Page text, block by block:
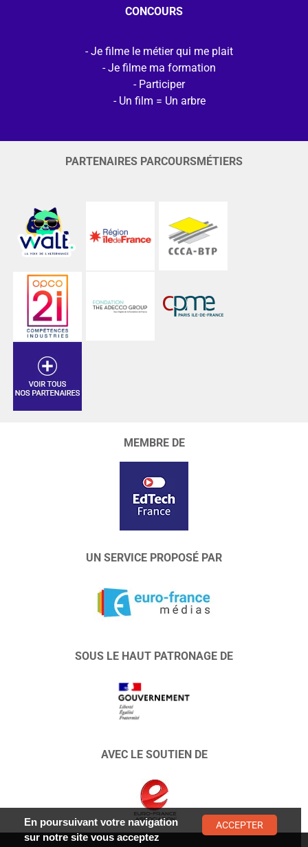
CONCOURS
Je filme le métier qui me plait
Je filme ma formation
Participer
Un film = Un arbre
PARTENAIRES PARCOURSMÉTIERS
MEMBRE DE
UN SERVICE PROPOSÉ PAR
SOUS LE HAUT PATRONAGE DE
AVEC LE SOUTIEN DE
En poursuivant votre navigation
sur notre site vous acceptez
ACCEPTER